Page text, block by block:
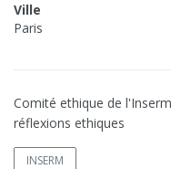
Ville
Paris
Comité ethique de
réflexions ethiques
INSERM